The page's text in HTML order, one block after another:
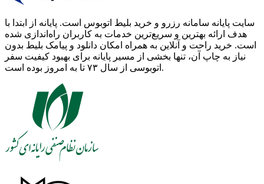
سایت پایانه سامانه رزرو و خرید بلیط اتوبوس است. پایانه از ابتدا با
هدف ارائه بهترین و سریع‌ترین خدمات به کاربران راه‌اندازی شده
است. خرید راحت و آنلاین به همراه امکان دانلود و پیامک بلیط بدون
نیاز به چاپ آن، تنها بخشی از مسیر پایانه برای بهبود کیفیت سفر
اتوبوسی از سال ۷۳ تا به امروز بوده است.